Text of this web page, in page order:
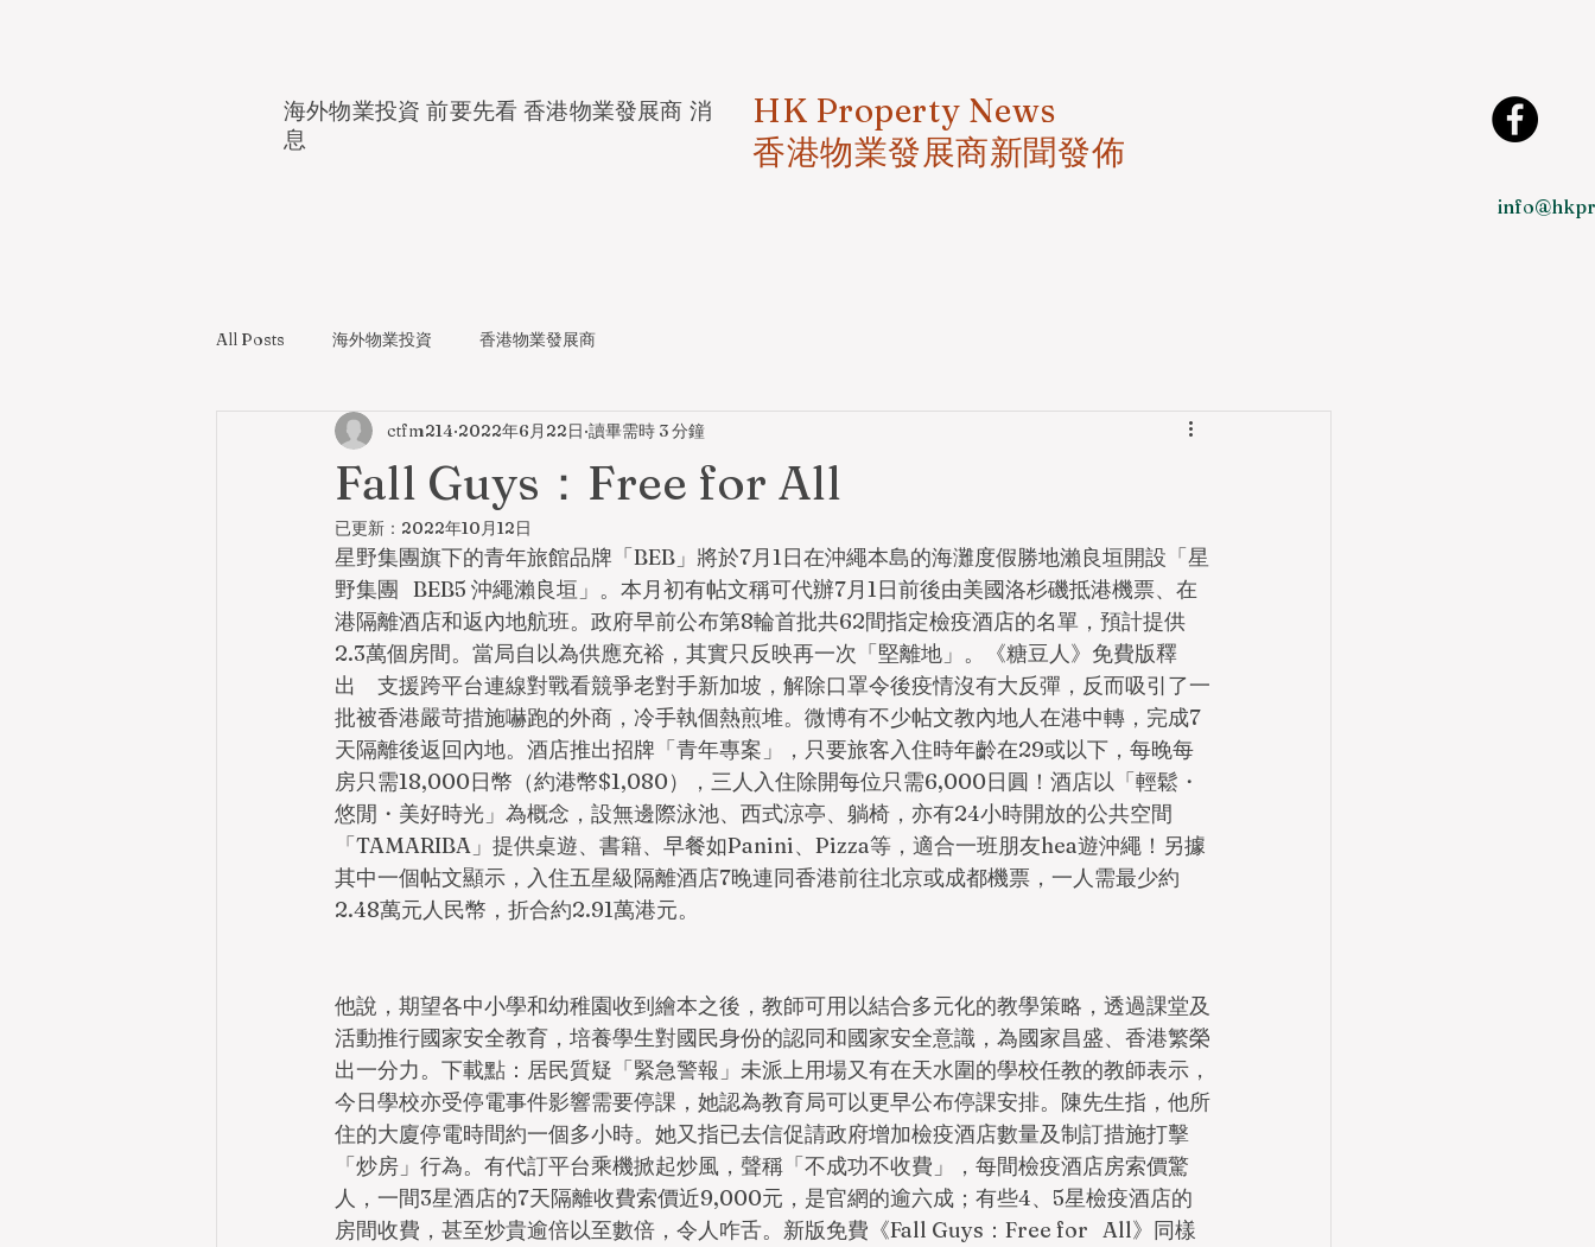
海外物業投資 前要先看 香港物業發展商 消
息
HK Property News
香港物業發展商新聞發佈
All Posts 海外物業投資 香港物業發展商
Fall Guys：Free for All
ctfm214 2022年6月22日 讀畢需時 3 分鐘
已更新： 2022年10月12日
星野集團旗下的青年旅館品牌「BEB」將於7月1日在沖繩本島的海灘度假勝地瀨良垣開設「星
野集團   BEB5 沖繩瀨良垣」。本月初有帖文稱可代辦7月1日前後由美國洛杉磯抵港機票、在
港隔離酒店和返內地航班。政府早前公布第8輪首批共62間指定檢疫酒店的名單，預計提供
2.3萬個房間。當局自以為供應充裕，其實只反映再一次「堅離地」。《糖豆人》免費版釋
出　支援跨平台連線對戰看競爭老對手新加坡，解除口罩令後疫情沒有大反彈，反而吸引了一
批被香港嚴苛措施嚇跑的外商，冷手執個熱煎堆。微博有不少帖文教內地人在港中轉，完成7
天隔離後返回內地。酒店推出招牌「青年專案」，只要旅客入住時年齡在29或以下，每晚每
房只需18,000日幣（約港幣$1,080），三人入住除開每位只需6,000日圓！酒店以「輕鬆・
悠閒・美好時光」為概念，設無邊際泳池、西式涼亭、躺椅，亦有24小時開放的公共空間
「TAMARIBA」提供桌遊、書籍、早餐如Panini、Pizza等，適合一班朋友hea遊沖繩！另據
其中一個帖文顯示，入住五星級隔離酒店7晚連同香港前往北京或成都機票，一人需最少約
2.48萬元人民幣，折合約2.91萬港元。
他說，期望各中小學和幼稚園收到繪本之後，教師可用以結合多元化的教學策略，透過課堂及
活動推行國家安全教育，培養學生對國民身份的認同和國家安全意識，為國家昌盛、香港繁榮
出一分力。下載點：居民質疑「緊急警報」未派上用場又有在天水圍的學校任教的教師表示，
今日學校亦受停電事件影響需要停課，她認為教育局可以更早公布停課安排。陳先生指，他所
住的大廈停電時間約一個多小時。她又指已去信促請政府增加檢疫酒店數量及制訂措施打擊
「炒房」行為。有代訂平台乘機掀起炒風，聲稱「不成功不收費」，每間檢疫酒店房索價驚
人，一間3星酒店的7天隔離收費索價近9,000元，是官網的逾六成；有些4、5星檢疫酒店的
房間收費，甚至炒貴逾倍以至數倍，令人咋舌。新版免費《Fall Guys：Free for   All》同樣